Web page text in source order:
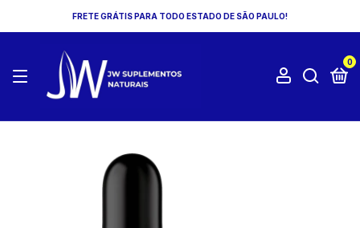
FRETE GRÁTIS PARA TODO ESTADO DE SÃO PAULO!
0